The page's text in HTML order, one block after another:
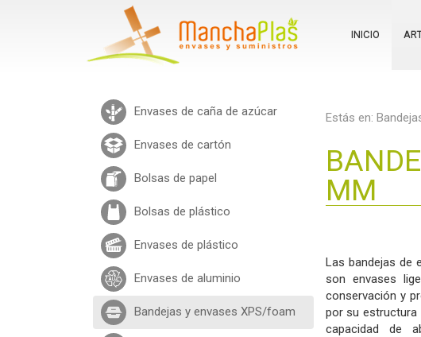
INICIO
Envases de caña de azúcar
Envases de cartón
Bolsas de papel
Bolsas de plástico
Envases de plástico
Envases de aluminio
Bandejas y envases XPS/foam
Estás en:
MM
Las bandejas de
son envases
conservación y
por su estructura
capacidad de